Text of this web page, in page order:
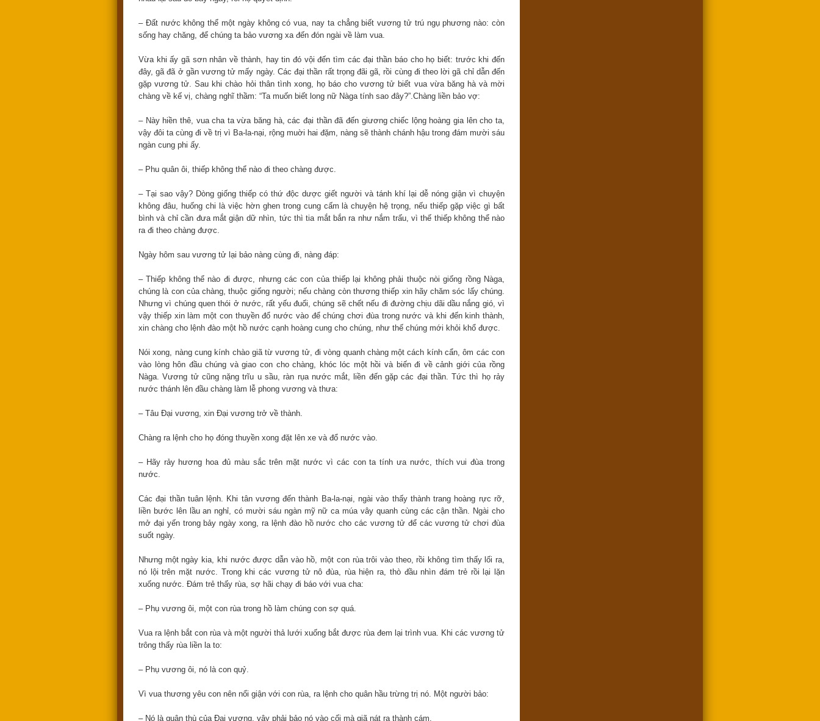
– Đất nước không thể một ngày không có vua, nay ta chẳng biết vương tử trú ngụ phương nào: còn
sống hay chăng, để chúng ta bảo vương xa đến đón ngài về làm vua.
Vừa khi ấy gã sơn nhân về thành, hay tin đó vội đến tìm các đại thần báo cho họ biết: trước khi đến
đây, gã đã ở gần vương tử mấy ngày. Các đại thần rất trọng đãi gã, rồi cùng đi theo lời gã chỉ dẫn đến
gặp vương tử. Sau khi chào hỏi thân tình xong, họ báo cho vương tử biết vua vừa băng hà và mời
chàng về kế vị, chàng nghĩ thầm: “Ta muốn biết long nữ Nàga tính sao đây?”.Chàng liền bảo vợ:
– Này hiền thê, vua cha ta vừa băng hà, các đại thần đã đến giương chiếc lộng hoàng gia lên cho ta,
vậy đôi ta cùng đi về trị vì Ba-la-nại, rộng muời hai đặm, nàng sẽ thành chánh hậu trong đám mười sáu
ngàn cung phi ấy.
– Phu quân ôi, thiếp không thể nào đi theo chàng được.
– Tại sao vậy? Dòng giống thiếp có thứ độc dược giết người và tánh khí lại dễ nóng giận vì chuyện
không đâu, huống chi là việc hờn ghen trong cung cấm là chuyện hệ trọng, nếu thiếp gặp việc gì bất
bình và chỉ cần đưa mắt giận dữ nhìn, tức thì tia mắt bắn ra như nắm trấu, vì thế thiếp không thể nào
ra đi theo chàng được.
Ngày hôm sau vương tử lại bảo nàng cùng đi, nàng đáp:
– Thiếp không thể nào đi được, nhưng các con của thiếp lại không phải thuộc nòi giống rồng Nàga,
chúng là con của chàng, thuộc giống người; nếu chàng còn thương thiếp xin hãy chăm sóc lấy chúng.
Nhưng vì chúng quen thói ở nước, rất yếu đuối, chúng sẽ chết nếu đi đường chịu dãi dầu nắng gió, vì
vậy thiếp xin làm một con thuyền đổ nước vào để chúng chơi đùa trong nước và khi đến kinh thành,
xin chàng cho lệnh đào một hồ nước cạnh hoàng cung cho chúng, như thế chúng mới khỏi khổ được.
Nói xong, nàng cung kính chào giã từ vương tử, đi vòng quanh chàng một cách kính cẩn, ôm các con
vào lòng hôn đầu chúng và giao con cho chàng, khóc lóc một hồi và biến đi về cảnh giới của rồng
Nàga. Vương tử cũng nặng trĩu u sầu, ràn rụa nước mắt, liền đến gặp các đại thần. Tức thì họ rảy
nước thánh lên đầu chàng làm lễ phong vương và thưa:
– Tâu Đại vương, xin Đại vương trở về thành.
Chàng ra lệnh cho họ đóng thuyền xong đặt lên xe và đổ nước vào.
– Hãy rảy hương hoa đủ màu sắc trên mặt nước vì các con ta tính ưa nước, thích vui đùa trong
nước.
Các đại thần tuân lệnh. Khi tân vương đến thành Ba-la-nại, ngài vào thấy thành trang hoàng rực rỡ,
liền bước lên lầu an nghỉ, có mười sáu ngàn mỹ nữ ca múa vây quanh cùng các cận thần. Ngài cho
mở đại yến trong bảy ngày xong, ra lệnh đào hồ nước cho các vương tử để các vương tử chơi đùa
suốt ngày.
Nhưng một ngày kia, khi nước được dẫn vào hồ, một con rùa trôi vào theo, rồi không tìm thấy lối ra,
nó lội trên mặt nước. Trong khi các vương tử nô đùa, rùa hiện ra, thò đầu nhìn đám trẻ rồi lại lặn
xuống nước. Đám trẻ thấy rùa, sợ hãi chạy đi báo với vua cha:
– Phụ vương ôi, một con rùa trong hồ làm chúng con sợ quá.
Vua ra lệnh bắt con rùa và một người thả lưới xuống bắt được rùa đem lại trình vua. Khi các vương tử
trông thấy rùa liền la to:
– Phụ vương ôi, nó là con quỷ.
Vì vua thương yêu con nên nổi giận với con rùa, ra lệnh cho quân hầu trừng trị nó. Một người bảo:
– Nó là quân thù của Đại vương, vậy phải bảo nó vào cối mà giã nát ra thành cám.